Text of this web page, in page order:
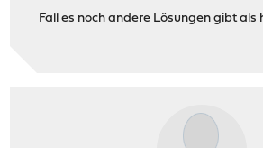
Fall es noch andere Lösungen gibt als